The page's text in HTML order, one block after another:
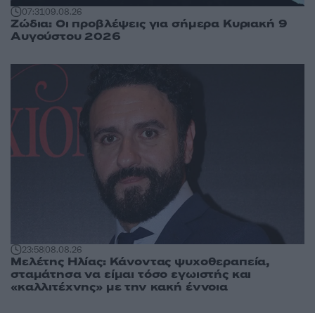
07:3109.08.26
Ζώδια: Οι προβλέψεις για σήμερα Κυριακή 9
Αυγούστου 2026
23:5808.08.26
Μελέτης Ηλίας: Κάνοντας ψυχοθεραπεία,
σταμάτησα να είμαι τόσο εγωιστής και
«καλλιτέχνης» με την κακή έννοια